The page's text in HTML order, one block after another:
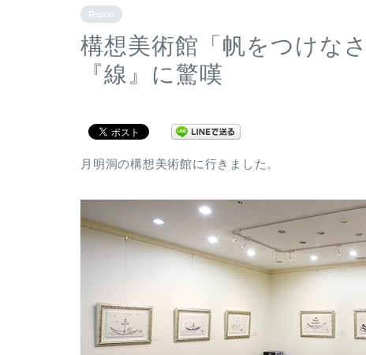
Report
構想美術館「帆をつけな
『線』に驚嘆
月明洞の構想美術館に行きました。